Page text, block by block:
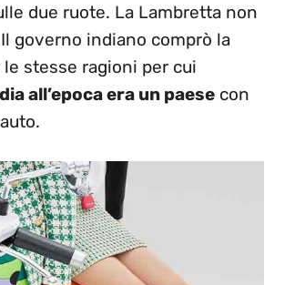
due ruote. La Lambretta non
governo indiano comprò la
stesse ragioni per cui
all’epoca era un paese con